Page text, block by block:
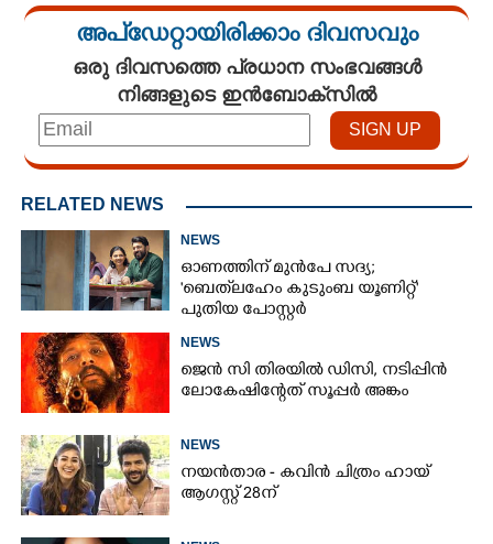
അപ്ഡേറ്റായിരിക്കാം ദിവസവും
ഒരു ദിവസത്തെ പ്രധാന സംഭവങ്ങൾ
നിങ്ങളുടെ ഇൻബോക്സിൽ
RELATED NEWS
NEWS
ഓണത്തിന് മുൻപേ സദ്യ;
'ബെത്‌ലഹേം കുടുംബ യൂണിറ്റ്'
പുതിയ പോസ്റ്റർ
NEWS
ജെൻ സി തിരയിൽ ഡിസി, നടിപ്പിൻ
ലോകേഷിന്റേത് സൂപ്പർ അങ്കം
NEWS
നയൻതാര - കവിൻ ചിത്രം ഹായ്
ആഗസ്റ്റ് 28ന്